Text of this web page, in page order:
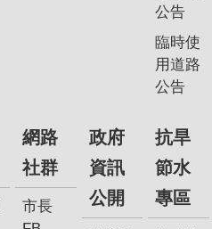
公告
臨時使
用道路
公告
網路
社群
市長
政府
資訊
公開
抗旱
節水
專區